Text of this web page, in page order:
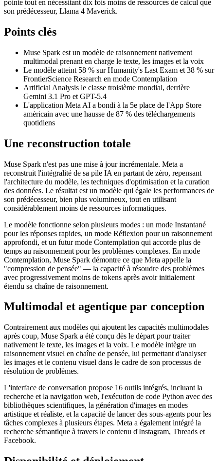
pointe tout en nécessitant dix fois moins de ressources de calcul que
son prédécesseur, Llama 4 Maverick.
Points clés
Muse Spark est un modèle de raisonnement nativement
multimodal prenant en charge le texte, les images et la voix
Le modèle atteint 58 % sur Humanity's Last Exam et 38 % sur
FrontierScience Research en mode Contemplation
Artificial Analysis le classe troisième mondial, derrière
Gemini 3.1 Pro et GPT-5.4
L'application Meta AI a bondi à la 5e place de l'App Store
américain avec une hausse de 87 % des téléchargements
quotidiens
Une reconstruction totale
Muse Spark n'est pas une mise à jour incrémentale. Meta a
reconstruit l'intégralité de sa pile IA en partant de zéro, repensant
l'architecture du modèle, les techniques d'optimisation et la curation
des données. Le résultat est un modèle qui égale les performances de
son prédécesseur, bien plus volumineux, tout en utilisant
considérablement moins de ressources informatiques.
Le modèle fonctionne selon plusieurs modes : un mode Instantané
pour les réponses rapides, un mode Réflexion pour un raisonnement
approfondi, et un futur mode Contemplation qui accorde plus de
temps au raisonnement pour les problèmes complexes. En mode
Contemplation, Muse Spark démontre ce que Meta appelle la
"compression de pensée" — la capacité à résoudre des problèmes
avec progressivement moins de tokens après avoir initialement
étendu sa chaîne de raisonnement.
Multimodal et agentique par conception
Contrairement aux modèles qui ajoutent les capacités multimodales
après coup, Muse Spark a été conçu dès le départ pour traiter
nativement le texte, les images et la voix. Le modèle intègre un
raisonnement visuel en chaîne de pensée, lui permettant d'analyser
les images et le contenu visuel dans le cadre de son processus de
résolution de problèmes.
L'interface de conversation propose 16 outils intégrés, incluant la
recherche et la navigation web, l'exécution de code Python avec des
bibliothèques scientifiques, la génération d'images en modes
artistique et réaliste, et la capacité de lancer des sous-agents pour les
tâches complexes à plusieurs étapes. Meta a également intégré la
recherche sémantique à travers le contenu d'Instagram, Threads et
Facebook.